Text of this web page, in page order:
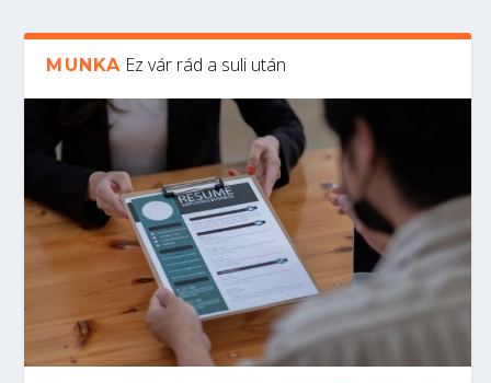
MUNKA Ez vár rád a suli után